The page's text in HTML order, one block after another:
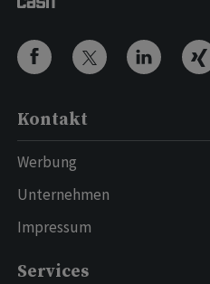
Kontakt
Werbung
Unternehmen
Impressum
Services